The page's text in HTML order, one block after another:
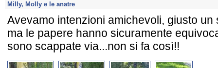
Milly, Molly e le anatre
Avevamo intenzioni amichevoli, giusto
ma le papere hanno sicuramente
sono scappate via...non si fa così!!